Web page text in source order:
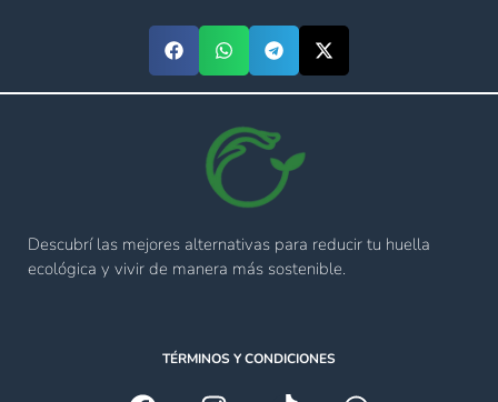
Descubrí las mejores alternativas para reducir tu huella
ecológica y vivir de manera más sostenible.
TÉRMINOS Y CONDICIONES